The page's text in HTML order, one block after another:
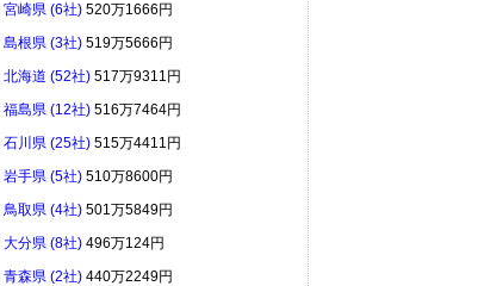
宮崎県 (6社) 520万1666円
島根県 (3社) 519万5666円
北海道 (52社) 517万9311円
福島県 (12社) 516万7464円
石川県 (25社) 515万4411円
岩手県 (5社) 510万8600円
鳥取県 (4社) 501万5849円
大分県 (8社) 496万124円
青森県 (2社) 440万2249円